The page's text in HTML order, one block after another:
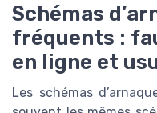
Schémas
fréquents :
en ligne et
Les schémas